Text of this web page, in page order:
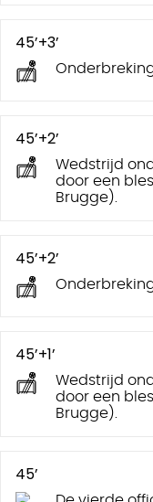
45’+3’
45’+2’
Wedstrijd
door een
Brugge).
45’+2’
45’+1’
Wedstrijd
door een
Brugge).
45’